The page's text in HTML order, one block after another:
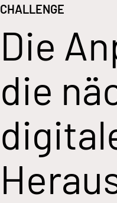
CHALLENGE
Die
die